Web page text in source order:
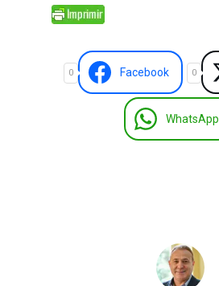
0 Facebook 0
WhatsApp